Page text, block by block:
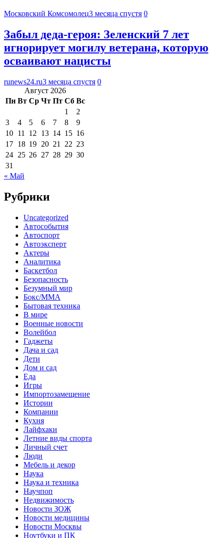
Московский Комсомолец3 месяца спустя 0
Забыл деда-героя: Зеленский 7 лет
игнорирует могилу ветерана, которую
осваивают нацисты
runews24.ru3 месяца спустя 0
Август 2026
Пн Вт Ср Чт Пт Сб Вс
1
2
3
4 5 6 7 8
9
10 11 12 13 14 15 16
17 18 19 20 21 22 23
24 25 26 27 28 29 30
31
« Май
Рубрики
Uncategorized
Автособытия
Автоспорт
Автоэксперт
Актеры
Аналитика
Баскетбол
Безопасность
Безумный мир
Бокс/MMA
Бытовая техника
В мире
Военные новости
Волейбол
Гаджеты
Дача и сад
Дети
Дом и сад
Еда
Игры
Импортозамещение
Истории
Компании
Кухня
Лайфхаки
Летние виды спорта
Личный счет
Люди
Мебель и декор
Наука
Наука и техника
Научпоп
Недвижимость
Новости ЗОЖ
Новости медицины
Новости Москвы
Ноутбуки и ПК